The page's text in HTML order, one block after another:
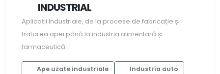
INDUSTRIAL
Aplicații industriale, de la procese de fabricație și
tratarea apei până la industria alimentară și
farmaceutică.
Ape uzate industriale
Industria auto